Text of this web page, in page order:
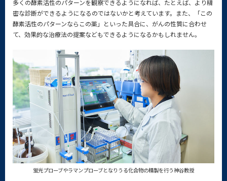
多くの酵素活性のパターンを観察できるようになれば、たとえば、より精
密な診断ができるようになるのではないかと考えています。また、「この
酵素活性のパターンならこの薬」といった具合に、がんの性質に合わせ
て、効果的な治療法の提案などもできるようになるかもしれません。
蛍光プローブやラマンプローブとなりうる化合物の精製を行う神谷教授